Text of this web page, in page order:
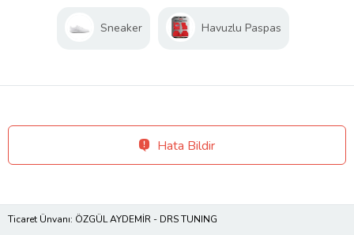
Sneaker Havuzlu Paspas
Hata Bildir
Ticaret Ünvanı: ÖZGÜL AYDEMİR - DRS TUNING